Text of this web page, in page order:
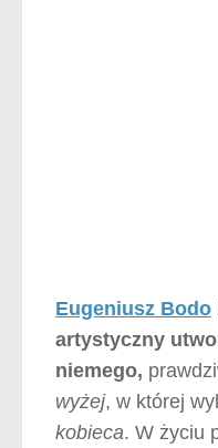
Eugeniusz Bodo
artystyczny
niemego,
wyżej, w której
kobieca. W życiu